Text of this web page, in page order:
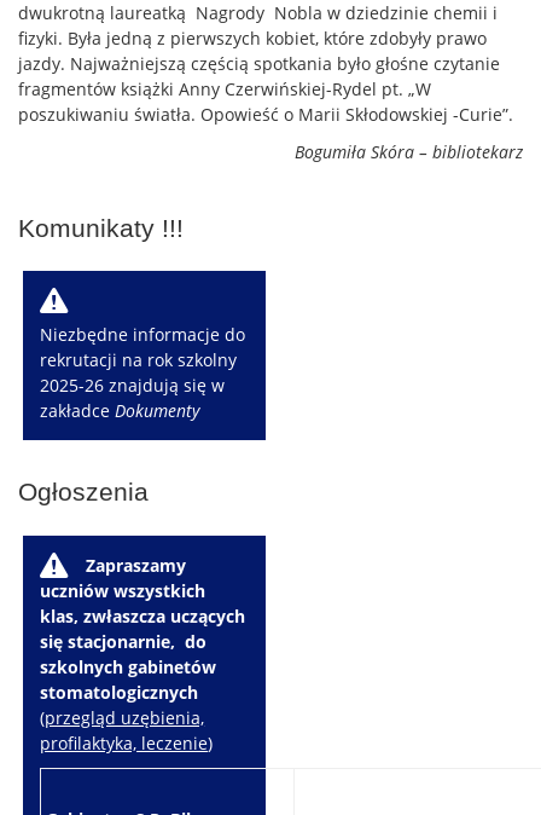
dwukrotną laureatką Nagrody Nobla w dziedzinie chemii i
fizyki. Była jedną z pierwszych kobiet, które zdobyły prawo
jazdy. Najważniejszą częścią spotkania było głośne czytanie
fragmentów książki Anny Czerwińskiej-Rydel pt. „W
poszukiwaniu światła. Opowieść o Marii Skłodowskiej -Curie”.
Bogumiła Skóra – bibliotekarz
Komunikaty !!!
W
Niezbędne informacje do
rekrutacji na rok szkolny
2025-26 znajdują się w
zakładceDokumenty
Ogłoszenia
W
Zapraszamy
uczniów wszystkich
klas, zwłaszcza uczących
się stacjonarnie, do
szkolnych gabinetów
stomatologicznych
(przegląd uzębienia,
profilaktyka, leczenie)